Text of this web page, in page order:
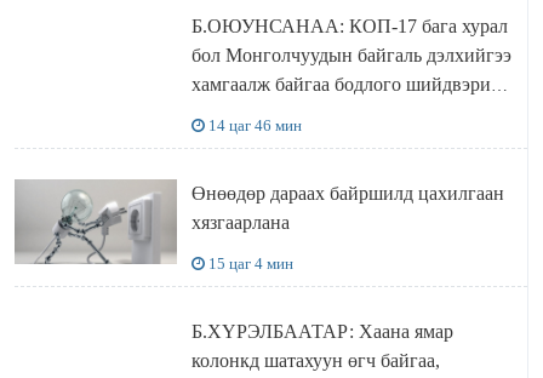
Б.ОЮУНСАНАА: КОП-17 бага хурал
бол Монголчуудын байгаль дэлхийгээ
хамгаалж байгаа бодлого шийдвэрийг
14 цаг 46 мин
Өнөөдөр дараах байршилд цахилгаан
хязгаарлана
15 цаг 4 мин
Б.ХҮРЭЛБААТАР: Хаана ямар
колонкд шатахуун өгч байгаа,